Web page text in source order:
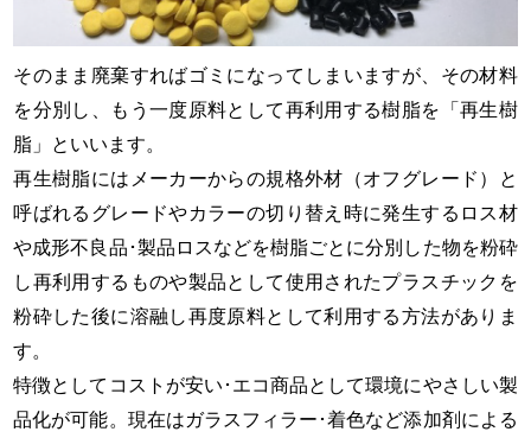
そのまま廃棄すればゴミになってしまいますが、その材料
を分別し、もう一度原料として再利用する樹脂を「再生樹
脂」といいます。
再生樹脂にはメーカーからの規格外材（オフグレード）と
呼ばれるグレードやカラーの切り替え時に発生するロス材
や成形不良品･製品ロスなどを樹脂ごとに分別した物を粉砕
し再利用するものや製品として使用されたプラスチックを
粉砕した後に溶融し再度原料として利用する方法がありま
す。
特徴としてコストが安い･エコ商品として環境にやさしい製
品化が可能。現在はガラスフィラー･着色など添加剤による